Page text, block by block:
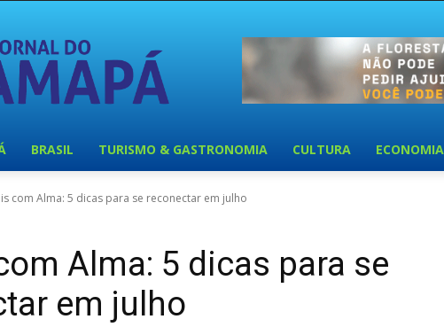
BRASIL TURISMO & GASTRONOMIA CULTURA ECONOMIA
com Alma: 5 dicas para se reconectar em julho
Alma: 5 dicas para se
em julho